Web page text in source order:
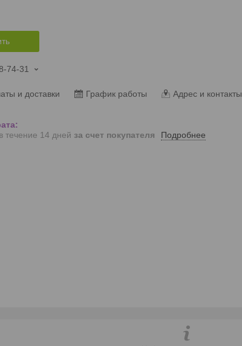
74-31
и доставки График работы Адрес и контакты
течение 14 дней за счет покупателя Подробнее